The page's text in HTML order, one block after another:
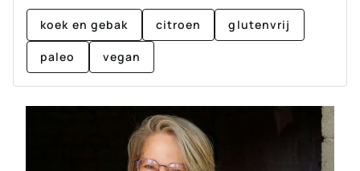
koek en gebak citroen glutenvrij
paleo vegan